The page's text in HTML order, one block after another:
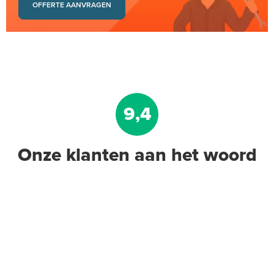
OFFERTE AANVRAGEN
9,4
Onze klanten aan het woord